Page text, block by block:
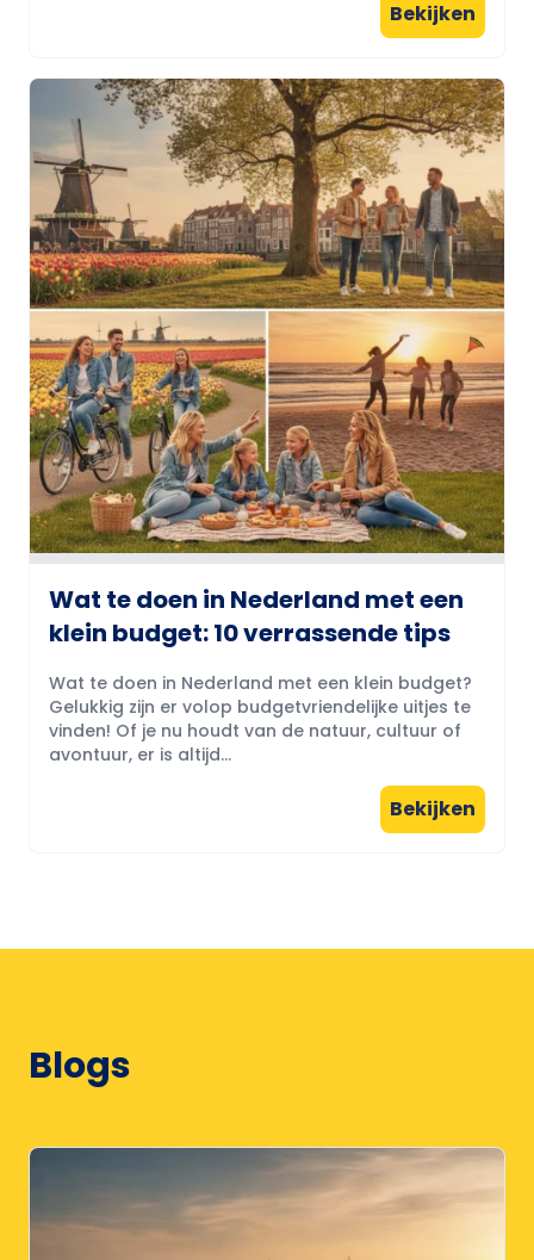
Bekijken
Wat te doen in Nederland met een
klein budget: 10 verrassende tips
Wat te doen in Nederland met een klein budget?
Gelukkig zijn er volop budgetvriendelijke uitjes te
vinden! Of je nu houdt van de natuur, cultuur of
avontuur, er is altijd...
Bekijken
Blogs